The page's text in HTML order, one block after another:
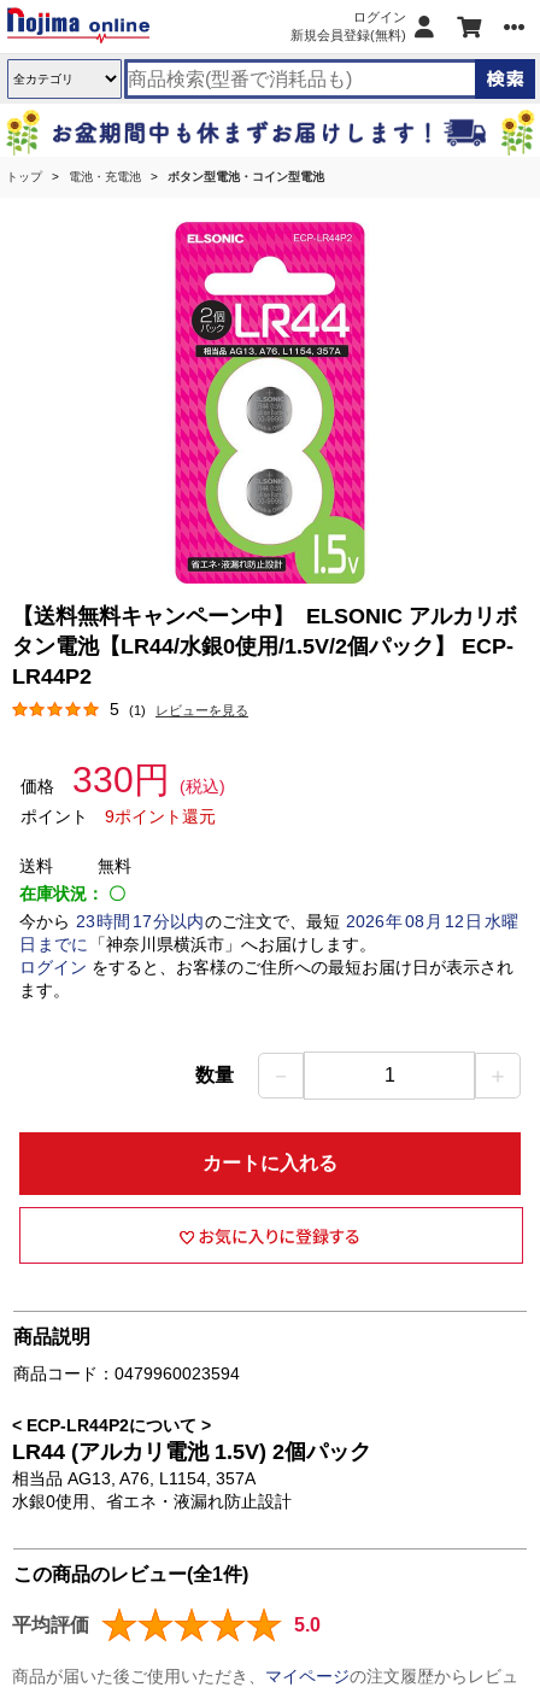
ログイン
新規会員登録(無料)
トップ 電池・充電池 ボタン型電池・コイン型電池
【送料無料キャンペーン中】 ELSONIC アルカリボ
タン電池【LR44/水銀0使用/1.5V/2個パック】 ECP-
LR44P2
5 (1) レビューを見る
価格 330円
(税込)
ポイント
9ポイント還元
送料
無料
在庫状況： 〇
今から 23時間 17分以内のご注文で、最短 2026年08 月 12 日水曜
日 までに 「神奈川県横浜市」 へお届けします。
ログイン をすると、お客様のご住所への最短お届け日が表示され
ます。
数量 － 1 ＋
カートに入れる
商品説明
商品コード：0479960023594
< ECP-LR44P2について >
LR44 (アルカリ電池 1.5V) 2個パック
相当品 AG13, A76, L1154, 357A
水銀0使用、省エネ・液漏れ防止設計
この商品のレビュー(全1件)
平均評価 5.0
商品が届いた後ご使用いただき、 マイページの注文履歴からレビュ